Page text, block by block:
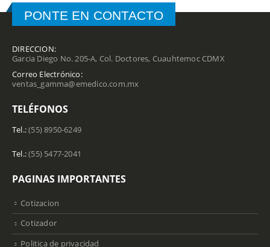
PONTE EN CONTACTO
DIRECCION:
Garcia Diego No. 205-A, Col. Doctores, Cuauhtemoc CDMX
Correo Electrónico:
ventas_gamma@emedico.com.mx
TELÉFONOS
Tel.:(55) 8950-6249
Tel.:(55) 5477-2041
PAGINAS IMPORTANTES
Cotizacion
Cotizador
Politica de privacidad